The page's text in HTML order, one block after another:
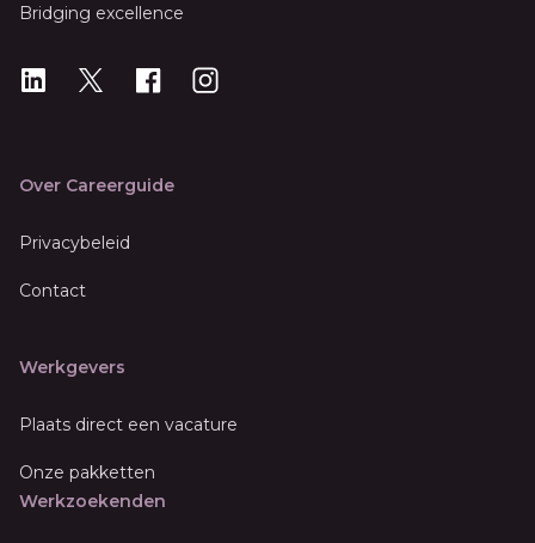
Bridging excellence
LinkedIn
X Instagram
Over Careerguide
Privacybeleid
Contact
Werkgevers
Plaats direct een vacature
Onze pakketten
Werkzoekenden